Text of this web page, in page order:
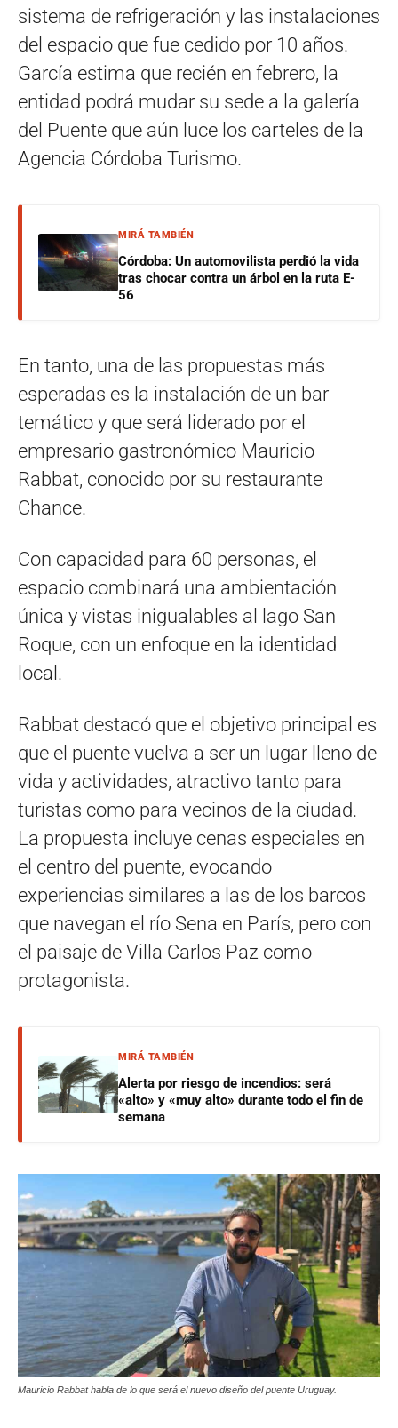
sistema de refrigeración y las instalaciones
del espacio que fue cedido por 10 años.
García estima que recién en febrero, la
entidad podrá mudar su sede a la galería
del Puente que aún luce los carteles de la
Agencia Córdoba Turismo.
MIRÁ TAMBIÉN
Córdoba: Un automovilista perdió la vida
tras chocar contra un árbol en la ruta E-
56
En tanto, una de las propuestas más
esperadas es la instalación de un bar
temático y que será liderado por el
empresario gastronómico Mauricio
Rabbat, conocido por su restaurante
Chance.
Con capacidad para 60 personas, el
espacio combinará una ambientación
única y vistas inigualables al lago San
Roque, con un enfoque en la identidad
local.
Rabbat destacó que el objetivo principal es
que el puente vuelva a ser un lugar lleno de
vida y actividades, atractivo tanto para
turistas como para vecinos de la ciudad.
La propuesta incluye cenas especiales en
el centro del puente, evocando
experiencias similares a las de los barcos
que navegan el río Sena en París, pero con
el paisaje de Villa Carlos Paz como
protagonista.
MIRÁ TAMBIÉN
Alerta por riesgo de incendios: será
«alto» y «muy alto» durante todo el fin de
semana
Mauricio Rabbat habla de lo que será el nuevo diseño del puente Uruguay.